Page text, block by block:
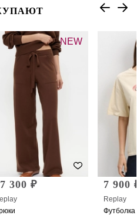
NEW
300 ₽ 7 900
Replay
Футболка